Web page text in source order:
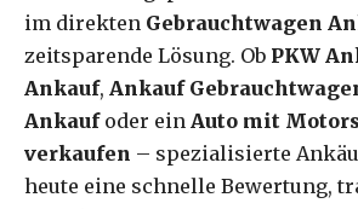
im direkten Gebrauchtwagen
zeitsparende Lösung. Ob PKW
Ankauf, Ankauf
Ankaufoder ein Auto mit
verkaufen – spezialisierte
heute eine schnelle Bewertung,